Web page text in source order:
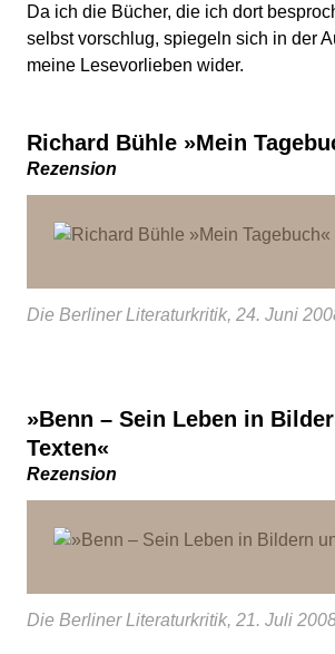
Da ich die Bücher, die ich dort
selbst vorschlug, spiegeln sich in der
meine Lesevorlieben wider.
Richard Bühle »Mein
Rezension
Die Berliner Literaturkritik, 24. Juni
»Benn – Sein Leben in
Texten«
Rezension
Die Berliner Literaturkritik, 21. Juli